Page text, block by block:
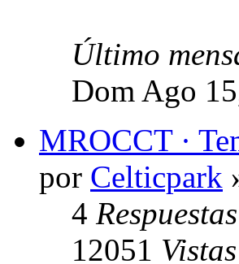
Último
Dom Ago
MROCCT ·
por Celticpark
4 Respuestas
12051 Vistas